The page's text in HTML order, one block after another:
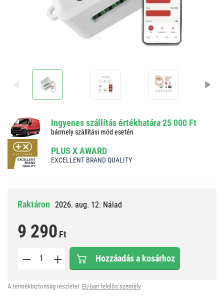
Ingyenes szállítás értékhatára 25 000 Ft
bármely szállítási mód esetén
PLUS X AWARD
EXCELLENT BRAND QUALITY
Raktáron 2026. aug. 12. Nálad
9 290 Ft
Hozzáadás a kosárhoz
A termékbiztonság részletei: EU-ban felelős személy